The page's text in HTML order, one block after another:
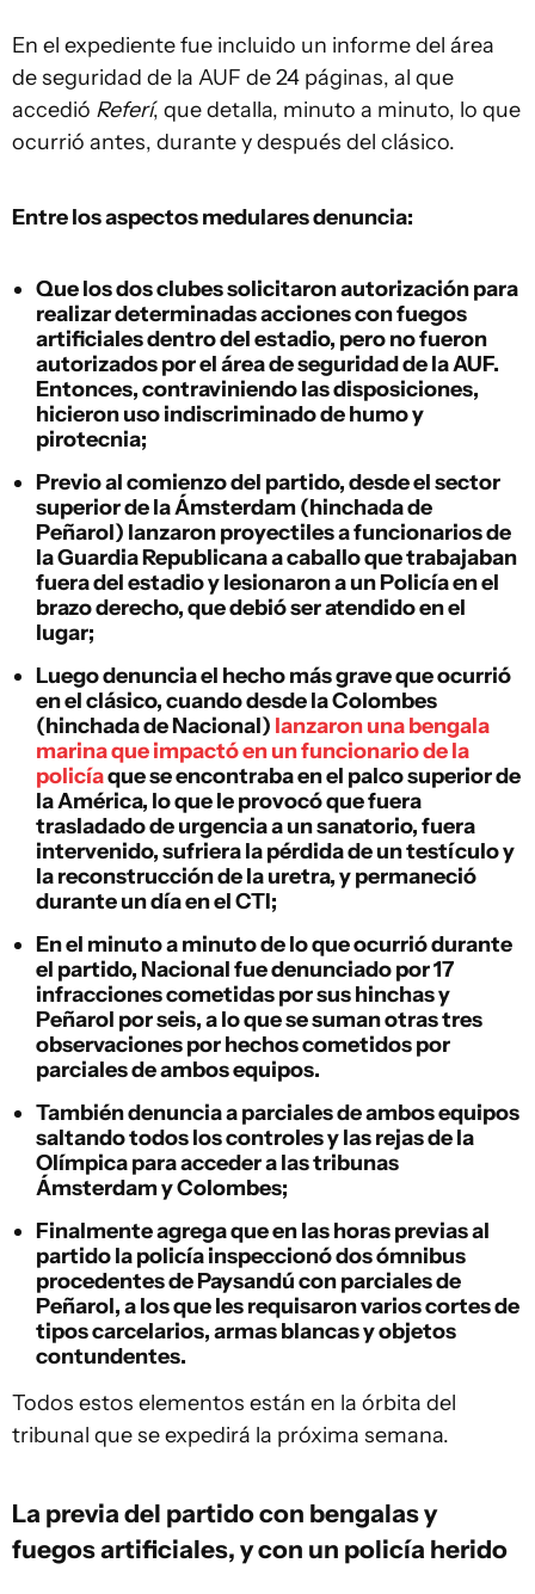
En el expediente fue incluido un informe del área
de seguridad de la AUF de 24 páginas, al que
accedió Referí, que detalla, minuto a minuto, lo que
ocurrió antes, durante y después del clásico.
Entre los aspectos medulares denuncia:
Que los dos clubes solicitaron autorización para
realizar determinadas acciones con fuegos
artificiales dentro del estadio, pero no fueron
autorizados por el área de seguridad de la AUF.
Entonces, contraviniendo las disposiciones,
hicieron uso indiscriminado de humo y
pirotecnia;
Previo al comienzo del partido, desde el sector
superior de la Ámsterdam (hinchada de
Peñarol) lanzaron proyectiles a funcionarios de
la Guardia Republicana a caballo que trabajaban
fuera del estadio y lesionaron a un Policía en el
brazo derecho, que debió ser atendido en el
lugar;
Luego denuncia el hecho más grave que ocurrió
en el clásico, cuando desde la Colombes
(hinchada de Nacional) lanzaron una bengala
marina que impactó en un funcionario de la
policíaque se encontraba en el palco superior de
la América, lo que le provocó que fuera
trasladado de urgencia a un sanatorio, fuera
intervenido, sufriera la pérdida de un testículo y
la reconstrucción de la uretra, y permaneció
durante un día en el CTI;
En el minuto a minuto de lo que ocurrió durante
el partido, Nacional fue denunciado por 17
infracciones cometidas por sus hinchas y
Peñarol por seis, a lo que se suman otras tres
observaciones por hechos cometidos por
parciales de ambos equipos.
También denuncia a parciales de ambos equipos
saltando todos los controles y las rejas de la
Olímpica para acceder a las tribunas
Ámsterdam y Colombes;
Finalmente agrega que en las horas previas al
partido la policía inspeccionó dos ómnibus
procedentes de Paysandú con parciales de
Peñarol, a los que les requisaron varios cortes de
tipos carcelarios, armas blancas y objetos
contundentes.
Todos estos elementos están en la órbita del
tribunal que se expedirá la próxima semana.
La previa del partido con bengalas y
fuegos artificiales, y con un policía herido